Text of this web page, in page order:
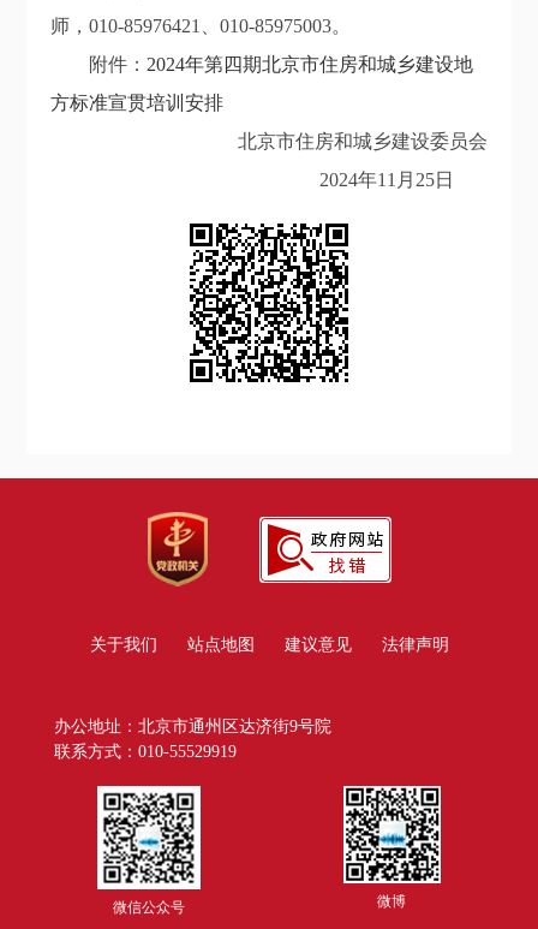
师，010-85976421、010-85975003。
附件： 2024年第四期北京市住房和城乡建设地
方标准宣贯培训安排
北京市住房和城乡建设委员会
2024年11月25日
关于我们 站点地图 建议意见 法律声明
办公地址：北京市通州区达济街9号院
联系方式：010-55529919
微信公众号 微博